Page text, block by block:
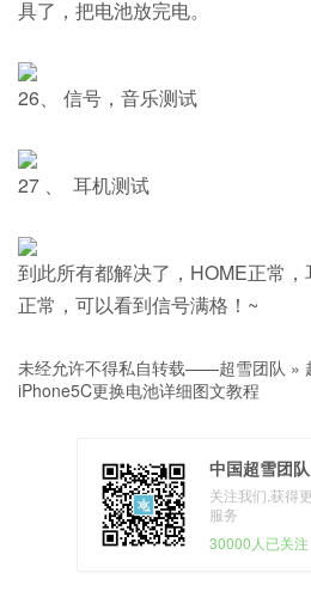
具了，把电池放完电。
26、 信号，音乐测试
27 、 耳机测试
到此所有都解决了，HOME正常
正常，可以看到信号满格！~
未经允许不得私自转载——超雪团队 »
iPhone5C更换电池详细图文教程
中国超雪团队
关注我们,获得
服务
30000人已关注